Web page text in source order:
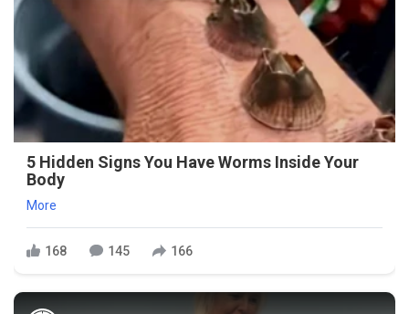
5 Hidden Signs You Have Worms Inside Your
Body
More
168 145 166